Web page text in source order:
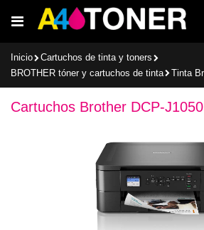
al
Inicio
Cartuchos de tinta y toners
BROTHER tóner y cartuchos de tinta
Tinta
Cartuchos Brother DCP-